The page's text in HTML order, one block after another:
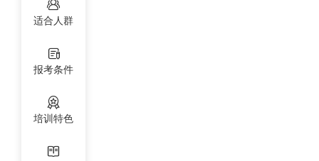
适合人群
报考条件
培训特色